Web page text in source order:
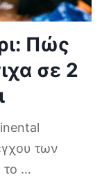
Πώς
σε 2
των
το ...